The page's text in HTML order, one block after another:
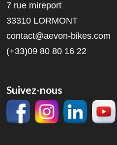
7 rue mireport
33310 LORMONT
contact@aevon-bikes.com
(+33)09 80 80 16 22
Suivez-nous